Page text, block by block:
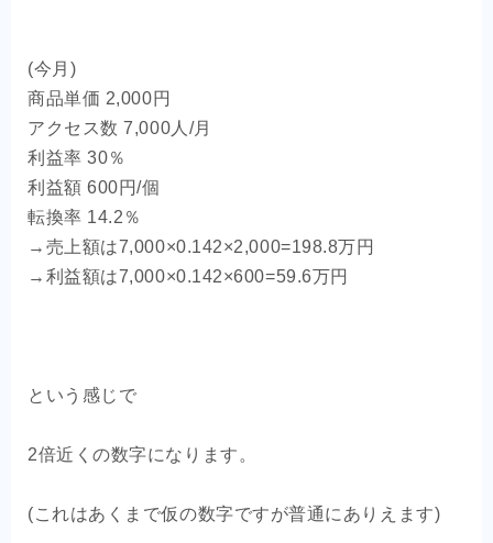
(今月)
商品単価 2,000円
アクセス数 7,000人/月
利益率 30％
利益額 600円/個
転換率 14.2％
→売上額は7,000×0.142×2,000=198.8万円
→利益額は7,000×0.142×600=59.6万円
という感じで
2倍近くの数字になります。
(これはあくまで仮の数字ですが普通にありえます)